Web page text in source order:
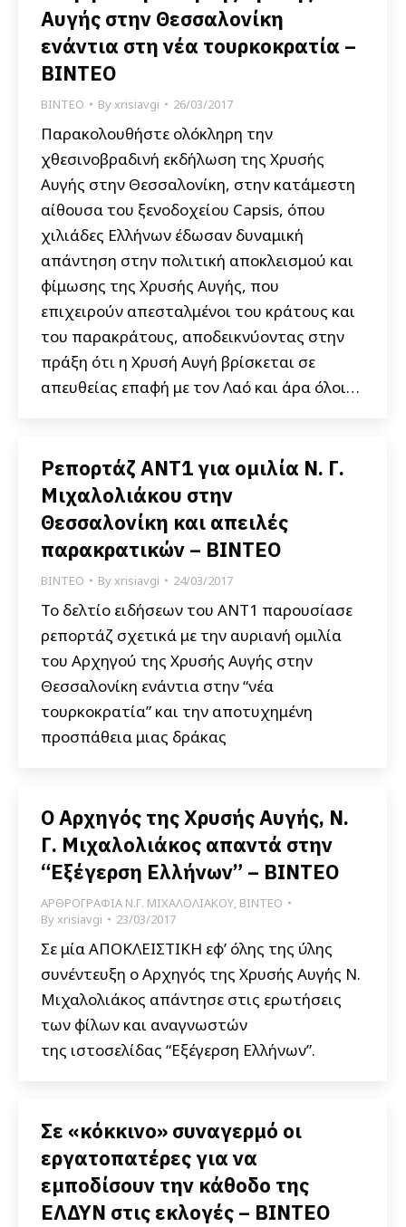
Αυγής στην Θεσσαλονίκη
ενάντια στη νέα τουρκοκρατία –
ΒΙΝΤΕΟ
ΒΙΝΤΕΟ Byxrisiavgi 26/03/2017
Παρακολουθήστε ολόκληρη την
χθεσινοβραδινή εκδήλωση της Χρυσής
Αυγής στην Θεσσαλονίκη, στην κατάμεστη
αίθουσα του ξενοδοχείου Capsis, όπου
χιλιάδες Ελλήνων έδωσαν δυναμική
απάντηση στην πολιτική αποκλεισμού και
φίμωσης της Χρυσής Αυγής, που
επιχειρούν απεσταλμένοι του κράτους και
του παρακράτους, αποδεικνύοντας στην
πράξη ότι η Χρυσή Αυγή βρίσκεται σε
απευθείας επαφή με τον Λαό και άρα όλοι…
Ρεπορτάζ ΑΝΤ1 για ομιλία Ν. Γ.
Μιχαλολιάκου στην
Θεσσαλονίκη και απειλές
παρακρατικών – ΒΙΝΤΕΟ
ΒΙΝΤΕΟ Byxrisiavgi 24/03/2017
Το δελτίο ειδήσεων του ΑΝΤ1 παρουσίασε
ρεπορτάζ σχετικά με την αυριανή ομιλία
του Αρχηγού της Χρυσής Αυγής στην
Θεσσαλονίκη ενάντια στην “νέα
τουρκοκρατία” και την αποτυχημένη
προσπάθεια μιας δράκας
Ο Αρχηγός της Χρυσής Αυγής, Ν.
Γ. Μιχαλολιάκος απαντά στην
“Εξέγερση Ελλήνων” – ΒΙΝΤΕΟ
ΑΡΘΡΟΓΡΑΦΙΑ Ν.Γ. ΜΙΧΑΛΟΛΙΑΚΟΥ, ΒΙΝΤΕΟ
Byxrisiavgi 23/03/2017
Σε μία ΑΠΟΚΛΕΙΣΤΙΚΗ εφ’ όλης της ύλης
συνέντευξη ο Αρχηγός της Χρυσής Αυγής Ν.
Μιχαλολιάκος απάντησε στις ερωτήσεις
των φίλων και αναγνωστών
της ιστοσελίδας “Εξέγερση Ελλήνων”.
Σε «κόκκινο» συναγερμό οι
εργατοπατέρες για να
εμποδίσουν την κάθοδο της
ΕΛΔΥΝ στις εκλογές – BINTEO